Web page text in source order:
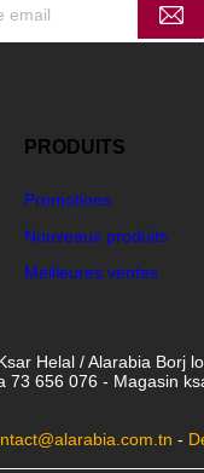
PRODUITS
Promotions
Nouveaux produits
Meilleures ventes
Helal / Alarabia Borj
656 076 - Magasin
-